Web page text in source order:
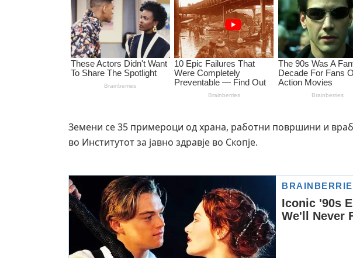
Земени се 35 примероци од храна, работни површини и
во Институтот за јавно здравје во Скопје.